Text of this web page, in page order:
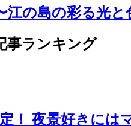
江の島の彩る光
事ランキング
！ 夜景好きには